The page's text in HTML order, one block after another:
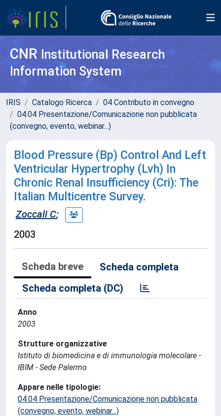
CNR Institutional Research
Information System
IRIS Catalogo Ricerca
04 Contributo in convegno
04.04 Presentazione/Comunicazione non pubblicata
(convegno, evento, webinar...)
Blood Pressure (Bp) Control And Left
Ventricular Hypertrophy (Lvh) In
Chronic Renal Insufficiency (Cri): The
Italian Multicentre Survey.
Zoccali C;
2003
Scheda breve
Scheda completa
Scheda completa (DC)
Anno
2003
Strutture organizzative
Istituto di biomedicina e di immunologia molecolare -
IBIM - Sede Palermo
Appare nelle tipologie:
04.04 Presentazione/Comunicazione non pubblicata
(convegno, evento, webinar...)